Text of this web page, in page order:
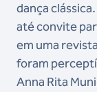
dança
até convite
em uma
foram
Anna Rita